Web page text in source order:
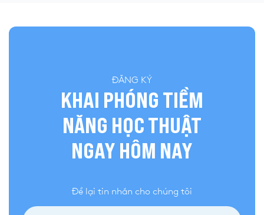
ĐĂNG KÝ
KHAI PHÓNG TIỀM
NĂNG HỌC THUẬT
NGAY HÔM NAY
Để lại tin nhắn cho chúng tôi